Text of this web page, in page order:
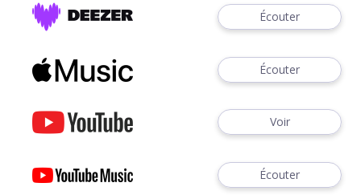
Écouter
Écouter
Voir
Écouter